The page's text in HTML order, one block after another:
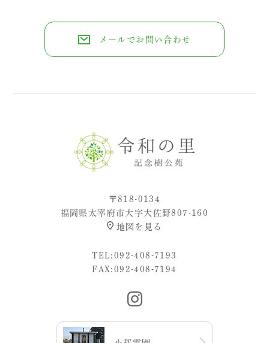
メールでお問い合わせ
〒818-0134
福岡県太宰府市大字大佐野807-160
地図を見る
TEL: 092-408-7193
FAX:092-408-7194